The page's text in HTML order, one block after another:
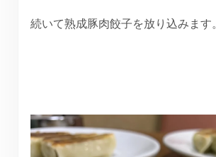
続いて熟成豚肉餃子を放り込みます。